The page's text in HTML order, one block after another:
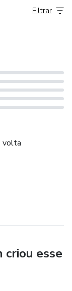
Filtrar
volta
esse